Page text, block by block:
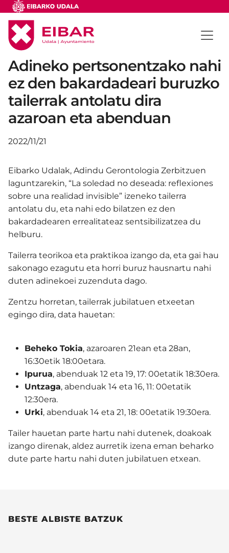
Adineko pertsonentzako nahi
ez den bakardadeari buruzko
tailerrak antolatu dira
azaroan eta abenduan
2022/11/21
Eibarko Udalak, Adindu Gerontologia Zerbitzuen
laguntzarekin, “La soledad no deseada: reflexiones
sobre una realidad invisible” izeneko tailerra
antolatu du, eta nahi edo bilatzen ez den
bakardadearen errealitateaz sentsibilizatzea du
helburu.
Tailerra teorikoa eta praktikoa izango da, eta gai hau
sakonago ezagutu eta horri buruz hausnartu nahi
duten adinekoei zuzenduta dago.
Zentzu horretan, tailerrak jubilatuen etxeetan
egingo dira, data hauetan:
Beheko Tokia, azaroaren 21ean eta 28an,
16:30etik 18:00etara.
Ipurua, abenduak 12 eta 19, 17: 00etatik 18:30era.
Untzaga, abenduak 14 eta 16, 11: 00etatik
12:30era.
Urki, abenduak 14 eta 21, 18: 00etatik 19:30era.
Tailer hauetan parte hartu nahi dutenek, doakoak
izango direnak, aldez aurretik izena eman beharko
dute parte hartu nahi duten jubilatuen etxean.
BESTE ALBISTE BATZUK